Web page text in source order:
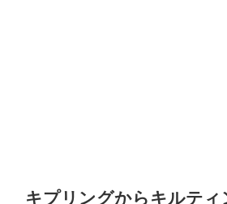
キプリングからキルテ